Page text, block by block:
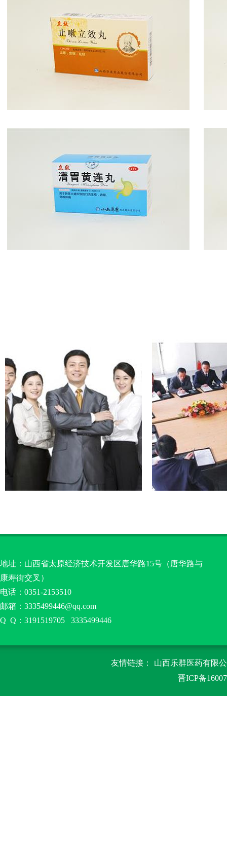
山西省医药产品展示-…
山西省医药产品展示-止咳立效丸：止
咳、定喘、祛痰
地址：山西省太原经济技术开发区唐华路15号（唐华路与
康寿街交叉）
电话：0351-2153510
邮箱：3335499446@qq.com
Q Q：3191519705 3335499446
友情链接：
山西乐群医药有限
晋ICP备